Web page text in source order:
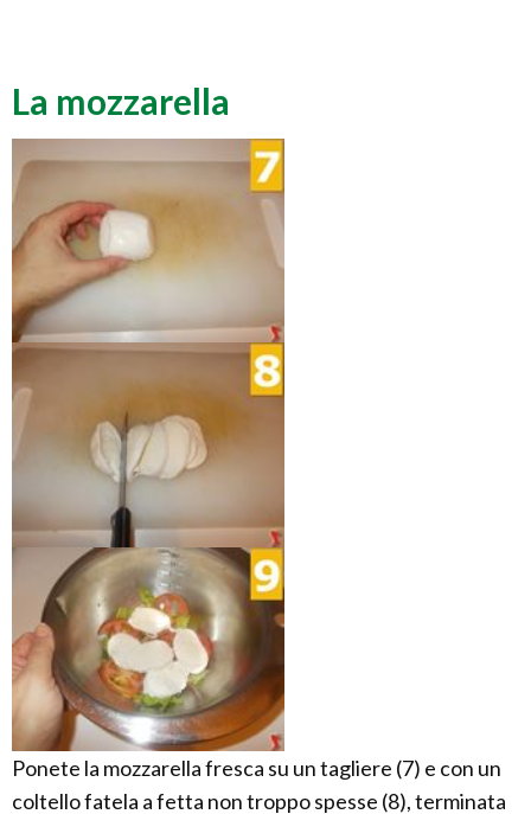
La mozzarella
Ponete la mozzarella fresca su un tagliere (7) e con un
coltello fatela a fetta non troppo spesse (8), terminata